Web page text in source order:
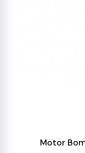
Motor